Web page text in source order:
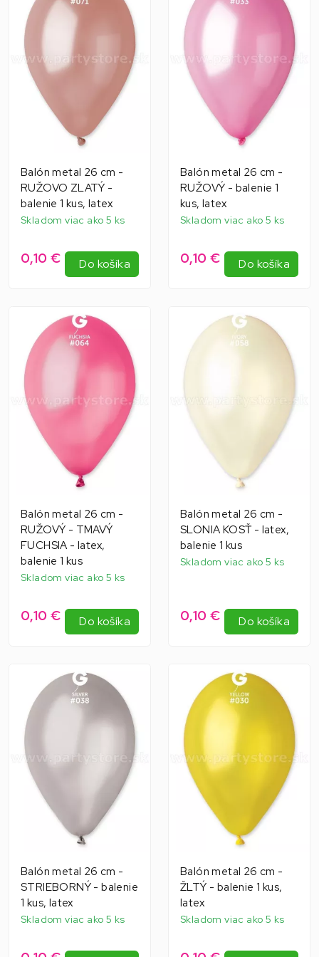
Balón metal 26 cm -
RUŽOVO ZLATÝ -
balenie 1 kus, latex
Skladom viac ako 5 ks
0,10 € Do košíka
Balón metal 26 cm -
RUŽOVÝ - balenie 1
kus, latex
Skladom viac ako 5 ks
0,10 € Do košíka
Balón metal 26 cm -
RUŽOVÝ - TMAVÝ
FUCHSIA - latex,
balenie 1 kus
Skladom viac ako 5 ks
0,10 € Do košíka
Balón metal 26 cm -
SLONIA KOSŤ - latex,
balenie 1 kus
Skladom viac ako 5 ks
0,10 € Do košíka
Balón metal 26 cm -
STRIEBORNÝ - balenie
1 kus, latex
Skladom viac ako 5 ks
Balón metal 26 cm -
ŽLTÝ - balenie 1 kus,
latex
Skladom viac ako 5 ks